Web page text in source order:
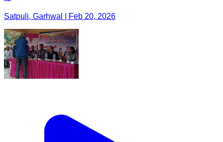
Satpuli, Garhwal | Feb 20, 2026